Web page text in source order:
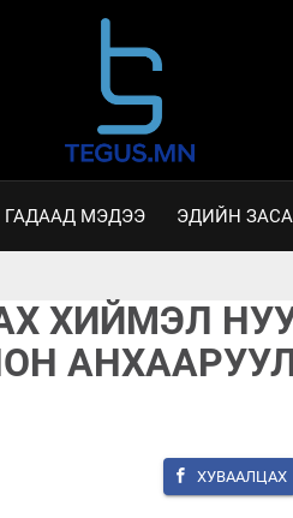
ГАДААД МЭДЭЭ ЭДИЙН
ХИЙМЭЛ
ХУВААЛЦАХ